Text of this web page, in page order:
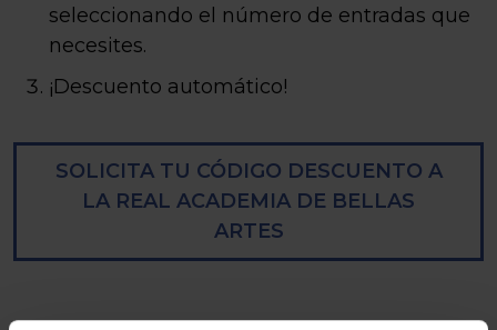
seleccionando el número de entradas que
necesites.
¡Descuento automático!
SOLICITA TU CÓDIGO DESCUENTO A
LA REAL ACADEMIA DE BELLAS
ARTES
.